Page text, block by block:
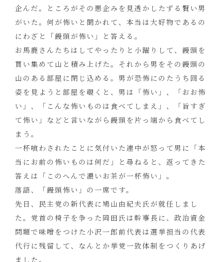
企んだ。ところがその悪企みを見透かしたずる賢い男
がいた。何が怖いと聞かれて、本当は大好物であるの
にわざと「饅頭が怖い」と答える。
お馬鹿さんたちはしてやったりと小躍りして、饅頭を
買い集めて山と積み上げた。それから男をその饅頭の
山のある部屋に閉じ込める。男が恐怖にのたうち回る
姿を見ようと部屋を覗くと、男は「怖い」、「おお怖
い」、「こんな怖いものは食べてしまえ」、「旨すぎ
て怖い」などと言いながら饅頭を片っ端から食べてし
まう。
一杯喰わされたことに気付いた連中が怒って男に「本
当にお前の怖いものは何だ」と尋ねると、返ってきた
答えは「このへんで濃いお茶が一杯怖い」。
落語、「饅頭怖い」の一席です。
先日、民主党の新代表に鳩山由紀夫氏が就任しまし
た。党首の椅子を争った岡田氏は幹事長に、政治資金
問題で味噌をつけた小沢一郎前代表は選挙担当の代表
代行に残留して、なんとか挙党一致体制をつくりあげ
ました。